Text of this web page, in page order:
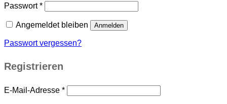
Passwort*
Angemeldet bleiben Anmelden
Passwort vergessen?
Registrieren
E-Mail-Adresse *